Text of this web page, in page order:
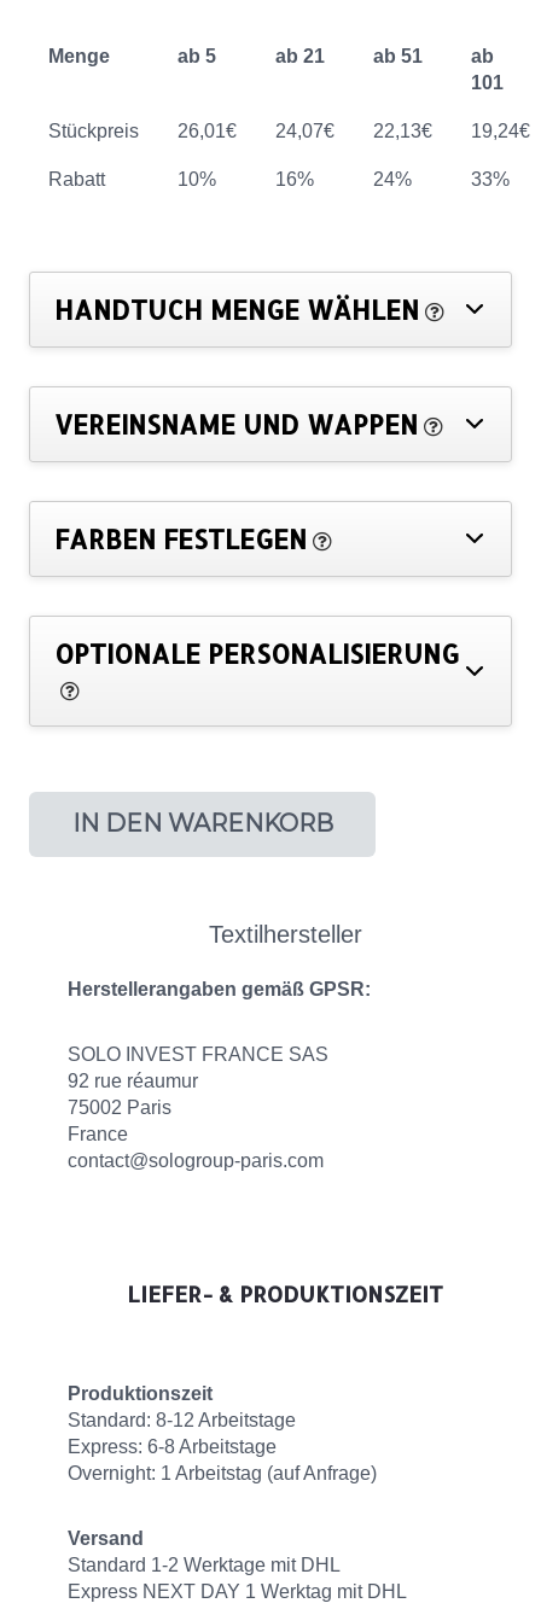
Menge ab 5 ab 21 ab 51
ab
101
Stückpreis 26,01€ 24,07€ 22,13€ 19,24€
Rabatt 10% 16% 24% 33%
HANDTUCH MENGE WÄHLEN
VEREINSNAME UND WAPPEN
FARBEN FESTLEGEN
OPTIONALE PERSONALISIERUNG
IN DEN WARENKORB
Textilhersteller
Herstellerangaben gemäß GPSR:
SOLO INVEST FRANCE SAS
92 rue réaumur
75002 Paris
France
contact@sologroup-paris.com
LIEFER- & PRODUKTIONSZEIT
Produktionszeit
Standard: 8-12 Arbeitstage
Express: 6-8 Arbeitstage
Overnight: 1 Arbeitstag (auf Anfrage)
Versand
Standard 1-2 Werktage mit DHL
Express NEXT DAY 1 Werktag mit DHL